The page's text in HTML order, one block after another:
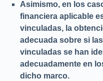
Asimismo, en los
financiera aplicable
vinculadas, la
adecuada sobre si
vinculadas se han
adecuadamente en
dicho marco.